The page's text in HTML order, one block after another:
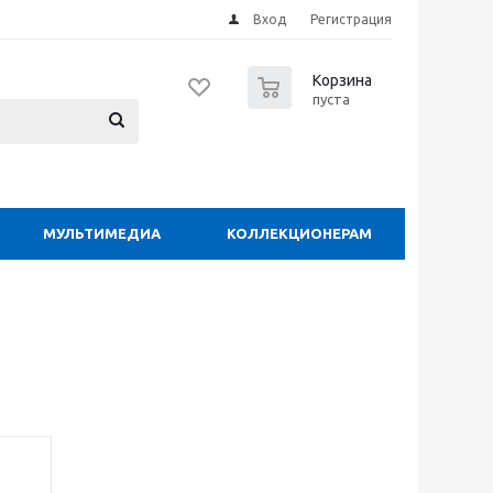
Вход Регистрация
Корзина
пуста
МУЛЬТИМЕДИА КОЛЛЕКЦИОНЕРАМ